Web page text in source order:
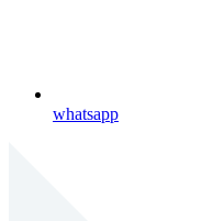
whatsapp